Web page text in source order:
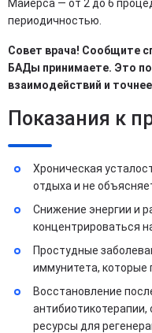
Майерса — от 2 до 6
периодичностью.
Совет врача! Сообщите
БАДы принимаете. Это
взаимодействий и
Показания к
Хроническая
отдыха и не
Снижение энергии и
концентрироваться
Простудные
иммунитета, которые
Восстановление
антибиотикотерапии,
ресурсы для